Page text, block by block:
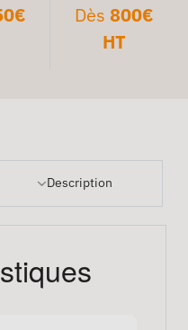
Dès 800€
HT
Description